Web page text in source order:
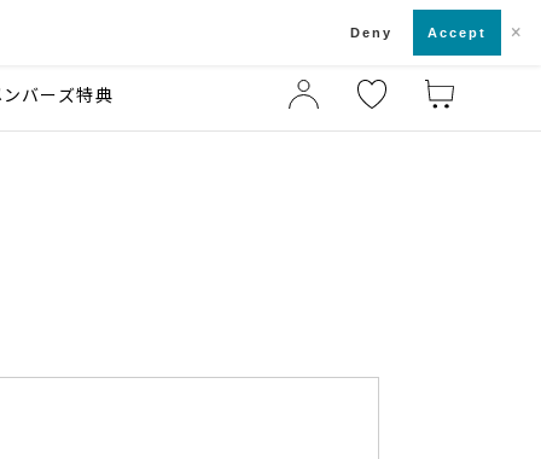
ンバーズ特典
Deny Accept ×